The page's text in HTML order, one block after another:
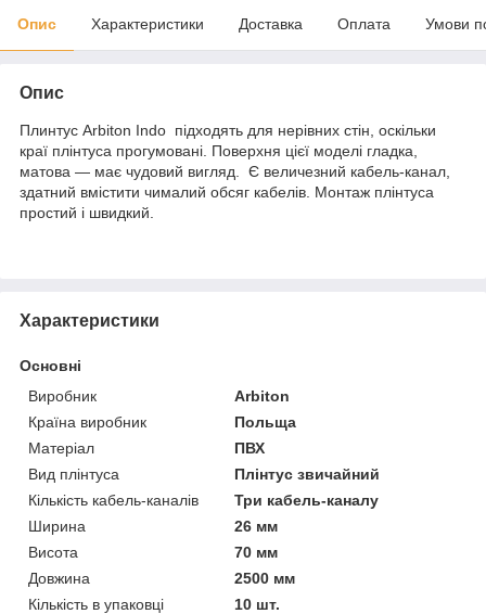
Опис Характеристики Доставка Оплата Умови
Опис
Плинтус Arbiton Indo підходять для нерівних стін, оскільки
краї плінтуса прогумовані. Поверхня цієї моделі гладка,
матова — має чудовий вигляд. Є величезний кабель-канал,
здатний вмістити чималий обсяг кабелів. Монтаж плінтуса
простий і швидкий.
Характеристики
Основні
Виробник
Arbiton
Країна виробник
Польща
Матеріал
ПВХ
Вид плінтуса
Плінтус звичайний
Кількість кабель-каналів
Три кабель-каналу
Ширина
26 мм
Висота
70 мм
Довжина
2500 мм
Кількість в упаковці
10 шт.